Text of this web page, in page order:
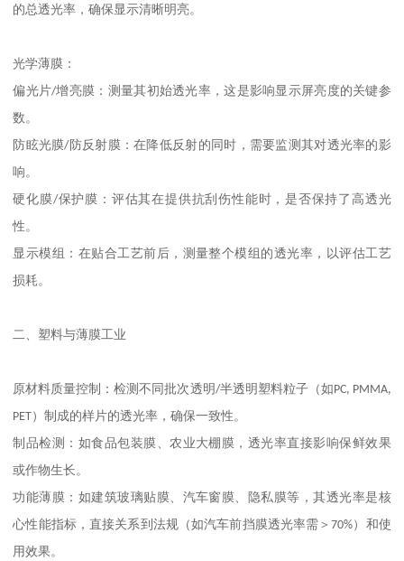
的总透光率，确保显示清晰明亮。
光学薄膜：
偏光片/增亮膜：测量其初始透光率，这是影响显示屏亮度的关键参
数。
防眩光膜/防反射膜：在降低反射的同时，需要监测其对透光率的影
响。
硬化膜/保护膜：评估其在提供抗刮伤性能时，是否保持了高透光
性。
显示模组：在贴合工艺前后，测量整个模组的透光率，以评估工艺
损耗。
二、塑料与薄膜工业
原材料质量控制：检测不同批次透明/半透明塑料粒子（如PC, PMMA,
PET）制成的样片的透光率，确保一致性。
制品检测：如食品包装膜、农业大棚膜，透光率直接影响保鲜效果
或作物生长。
功能薄膜：如建筑玻璃贴膜、汽车窗膜、隐私膜等，其透光率是核
心性能指标，直接关系到法规（如汽车前挡膜透光率需＞70%）和使
用效果。